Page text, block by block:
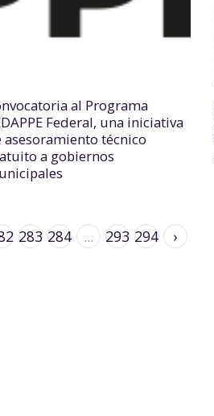
al Programa
Federal, una iniciativa
asesoramiento técnico
a gobiernos
283 284 ... 293 294 ›